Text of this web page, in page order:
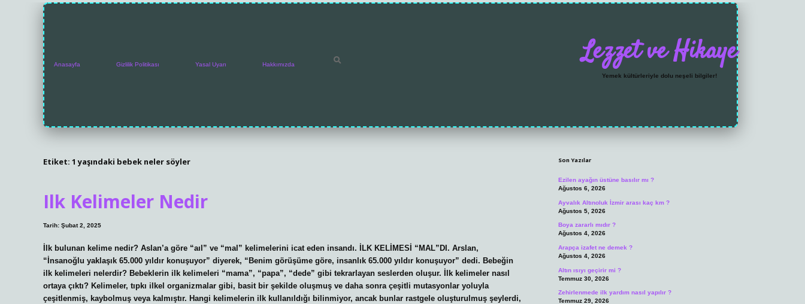
Anasayfa Gizlilik Politikası Yasal Uyarı Hakkımızda Lezzet ve Hikaye
Yemek kültürleriyle dolu neşeli bilgiler!
Etiket: 1 yaşındaki bebek neler söyler
Ilk Kelimeler Nedir
Tarih: Şubat 2, 2025
İlk bulunan kelime nedir? Aslan’a göre “aıl” ve “mal” kelimelerini icat eden insandı. İLK KELİMESİ “MAL”DI. Arslan,
“İnsanoğlu yaklaşık 65.000 yıldır konuşuyor” diyerek, “Benim görüşüme göre, insanlık 65.000 yıldır konuşuyor” dedi. Bebeğin
ilk kelimeleri nelerdir? Bebeklerin ilk kelimeleri “mama”, “papa”, “dede” gibi tekrarlayan seslerden oluşur. İlk kelimeler nasıl
ortaya çıktı? Kelimeler, tıpkı ilkel organizmalar gibi, basit bir şekilde oluşmuş ve daha sonra çeşitli mutasyonlar yoluyla
çeşitlenmiş, kaybolmuş veya kalmıştır. Hangi kelimelerin ilk kullanıldığı bilinmiyor, ancak bunlar rastgele oluşturulmuş şeylerdi,
Sidebar
Son Yazılar
Ezilen ayağın üstüne basılır mı ?
Ağustos 6, 2026
Ayvalık Altınoluk İzmir arası kaç km ?
Ağustos 5, 2026
Boya zararlı mıdır ?
Ağustos 4, 2026
Arapça izafet ne demek ?
Ağustos 4, 2026
Altın ısıyı geçirir mi ?
Temmuz 30, 2026
Zehirlenmede ilk yardım nasıl yapılır ?
Temmuz 29, 2026